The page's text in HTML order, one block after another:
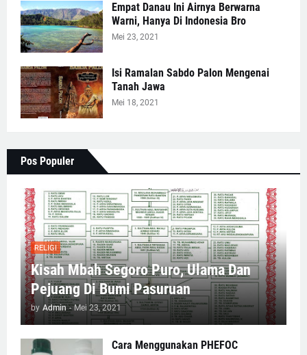
Empat Danau Ini Airnya Berwarna
Warni, Hanya Di Indonesia Bro
Mei 23, 2021
Isi Ramalan Sabdo Palon Mengenai
Tanah Jawa
Mei 18, 2021
Pos Populer
RELIGI
Kisah Mbah Segoro Puro, Ulama Dan
Pejuang Di Bumi Pasuruan
by Admin - Mei 23, 2021
Cara Menggunakan PHEFOC